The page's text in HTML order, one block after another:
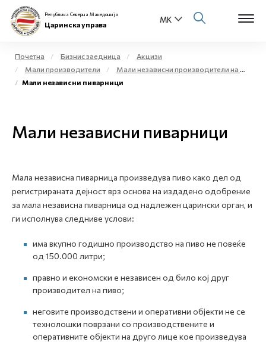
За нас
Е-Царина
Open
Медиа центар
Република Северна Македонија
Царинска управа
Почетна Бизнис заедница
Акцизи
Мали производители
Мали независни производители на етил алкохол и жестоки алкохолни пијалаци за комерцијални цели - мали дестилерии
Мали независни пиварници
Мали независни пиварници
Мала независна пиварница произведува пиво како дел од
регистрираната дејност врз основа на издадено одобрение
за мала независна пиварница од надлежен царински орган, и
ги исполнува следниве услови:
има вкупно годишно производство на пиво не повеќе
од 150.000 литри;
правно и економски е независен од било кој друг
производител на пиво;
неговите производствени и оперативни објекти не се
технолошки поврзани со производствените и
оперативните објекти на друго лице кое произведува